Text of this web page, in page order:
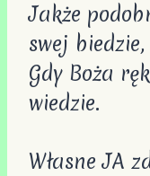
Jakże
swej biedzie,
Gdy Boża
wiedzie.
Własne JA